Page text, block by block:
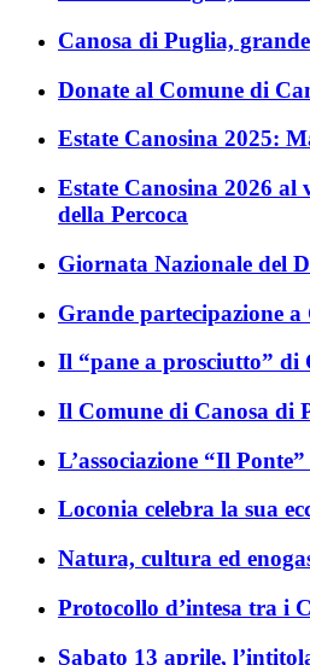
Canosa di Puglia,
Donate al Comune di
Estate Canosina 2025:
Estate Canosina 2026
della Percoca
Giornata Nazionale del
Grande partecipazione
Il “pane a prosciutto” di
Il Comune di Canosa di
L’associazione “Il
Loconia celebra la sua
Natura, cultura ed
Protocollo d’intesa tra i
Sabato 13 aprile,